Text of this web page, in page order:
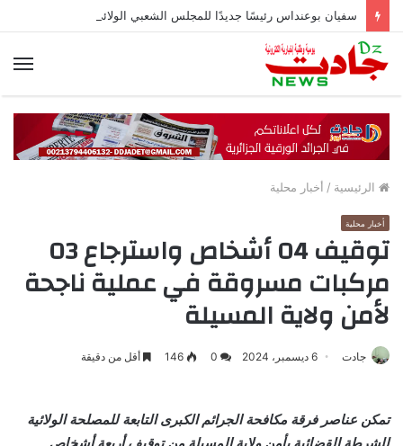
الرئيسية / أخبار محلية
أخبار محلية
توقيف 04 أشخاص واسترجاع 03
مركبات مسروقة في عملية ناجحة
لأمن ولاية المسيلة
جادت 6 ديسمبر، 2024 0
146 أقل من دقيقة
تمكن عناصر فرقة مكافحة الجرائم الكبرى التابعة للمصلحة الولائية